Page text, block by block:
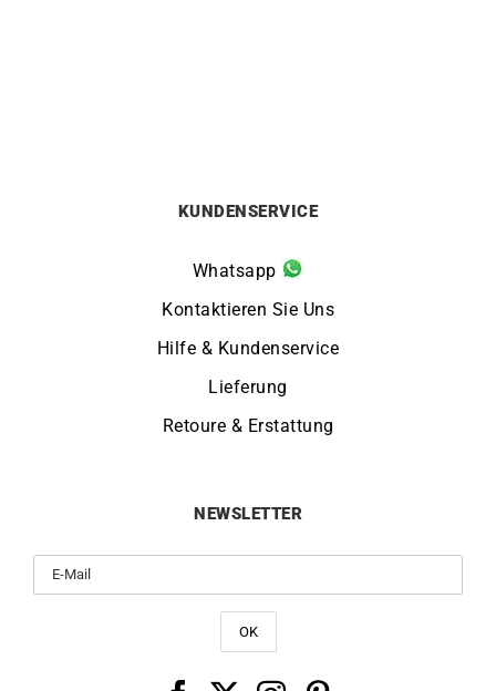
KUNDENSERVICE
Whatsapp
Kontaktieren Sie Uns
Hilfe & Kundenservice
Lieferung
Retoure & Erstattung
NEWSLETTER